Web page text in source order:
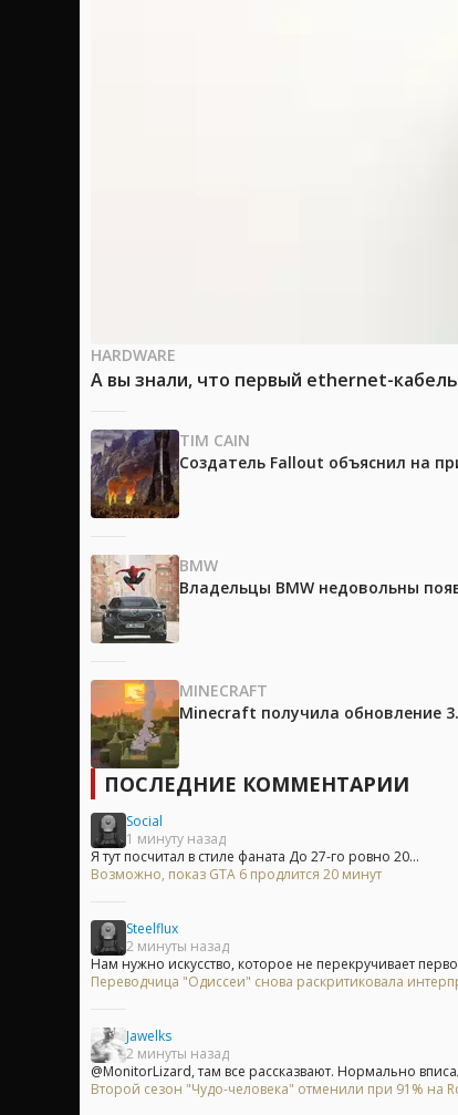
HARDWARE
А вы знали, что первый ethernet-
TIM CAIN
Создатель Fallout объяснил на
BMW
Владельцы BMW недовольны
MINECRAFT
Minecraft получила обновление
ПОСЛЕДНИЕ КОММЕНТАРИИ
Social
1 минуту назад
Я тут посчитал в стиле фаната До 27-го ровно 20...
Возможно, показ GTA 6 продлится 20 минут
Steelflux
2 минуты назад
Нам нужно искусство, которое не перекручивает
Переводчица "Одиссеи" снова раскритиковала
Jawelks
2 минуты назад
@MonitorLizard, там все рассказвают. Нормально
Второй сезон "Чудо-человека" отменили при 91%